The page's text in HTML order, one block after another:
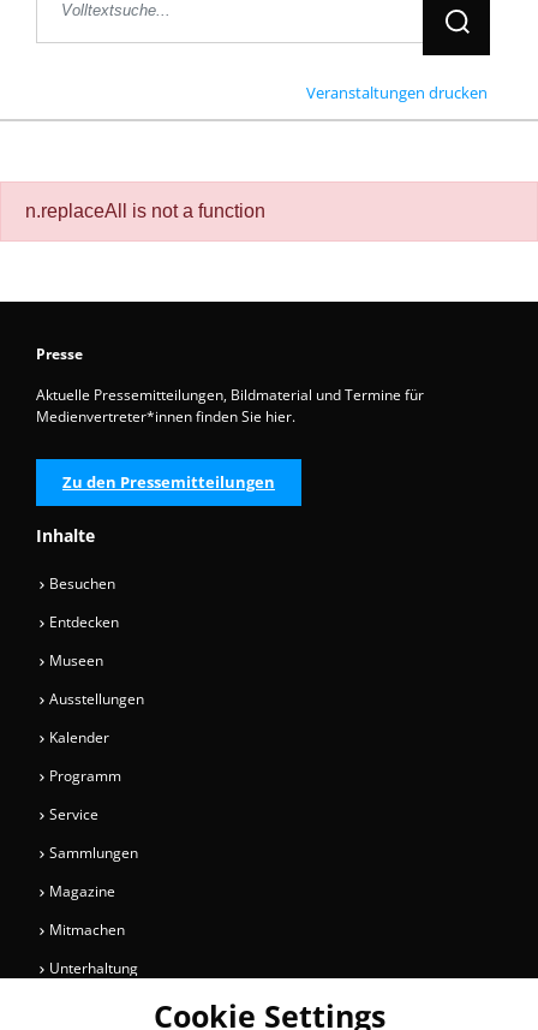
Jetzt
Veranstaltungen drucken
n.replaceAll is not a function
Presse
Aktuelle Pressemitteilungen, Bildmaterial und Termine für
Medienvertreter*innen finden Sie hier.
Zu den Pressemitteilungen
Inhalte
Besuchen
Entdecken
Museen
Ausstellungen
Kalender
Programm
Service
Sammlungen
Magazine
Mitmachen
Unterhaltung
Cookie Settings